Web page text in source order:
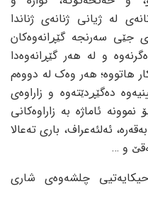
له‌ ژیانی ژنانه‌ی ژناندا
جێی سه‌رنجه‌ گێڕانه‌وه‌کان
و له‌ هه‌ر گێڕانه‌وه‌دا
هاتووه‌؛ هه‌ر وه‌ک له‌ دووه‌م
ده‌گێڕدێته‌وه‌ و زاراوه‌ی
ئاماژه‌ به‌ زاراوه‌کانی
ئه‌لئه‌عراف، باری ته‌عالا
و …
حیکایه‌تیی چلشه‌وه‌ی شاری